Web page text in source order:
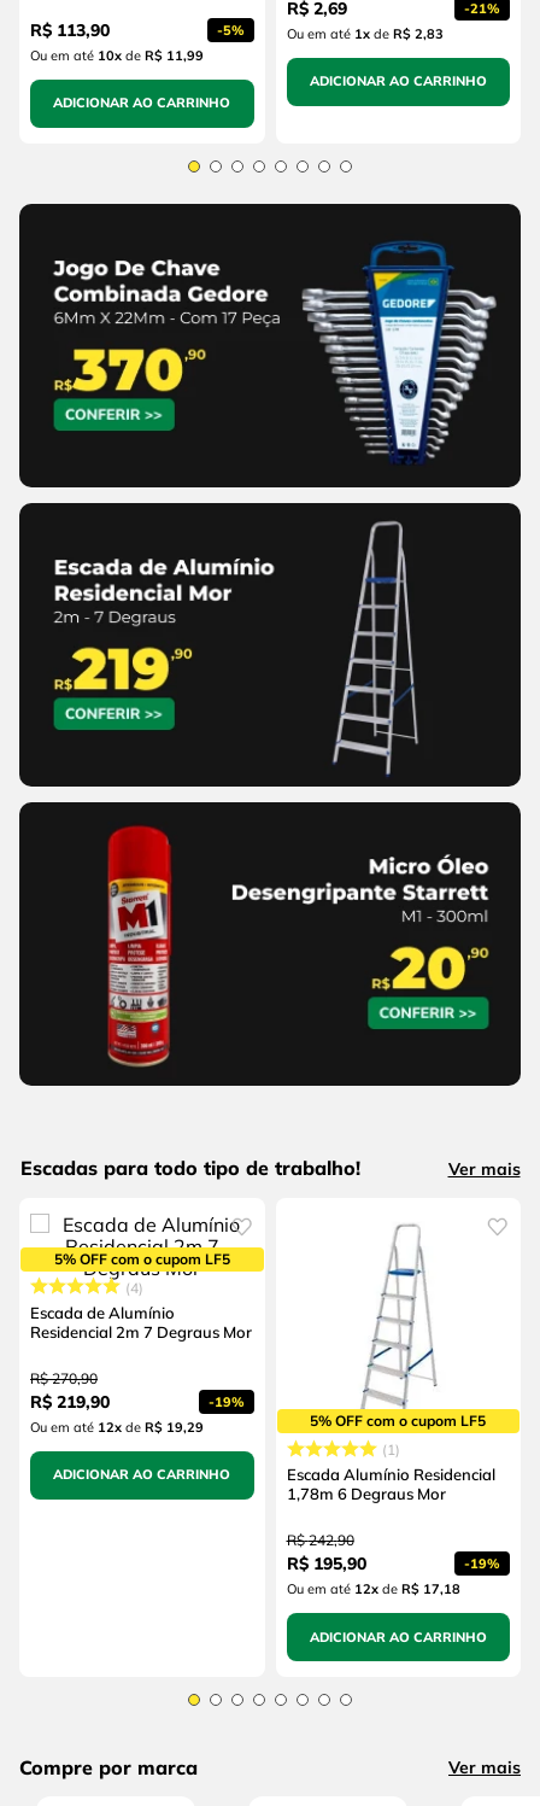
R$ 113,90 -5%
Ou em até 10x de R$ 11,99
ADICIONAR AO CARRINHO
R$ 2,69 -21%
Ou em até 1xde R$ 2,83
ADICIONAR AO CARRINHO
Escadas para todo tipo de trabalho! Ver mais
5% OFF com o cupom LF5
4
Escada de Alumínio
Residencial 2m 7 Degraus Mor
R$ 270,90
R$ 219,90 -19%
Ou em até 12x de R$ 19,29
ADICIONAR AO CARRINHO
5% OFF com o cupom LF5
1
Escada Alumínio Residencial
1,78m 6 Degraus Mor
R$ 242,90
R$ 195,90 -19%
Ou em até 12xde R$ 17,18
ADICIONAR AO CARRINHO
Compre por marca Ver mais